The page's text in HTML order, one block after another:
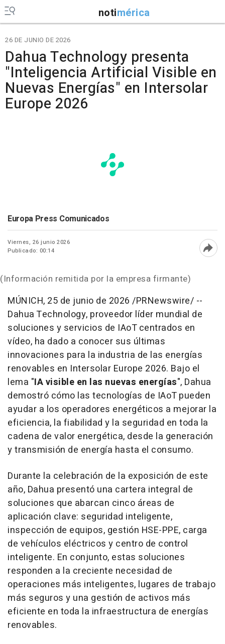
notimérica
26 DE JUNIO DE 2026
Dahua Technology presenta
"Inteligencia Artificial Visible en
Nuevas Energías" en Intersolar
Europe 2026
Europa Press Comunicados
Viernes, 26 junio 2026
Publicado: 00:14
(Información remitida por la empresa firmante)
MÚNICH, 25 de junio de 2026 /PRNewswire/ --
Dahua Technology, proveedor líder mundial de
soluciones y servicios de IAoT centrados en
vídeo, ha dado a conocer sus últimas
innovaciones para la industria de las energías
renovables en Intersolar Europe 2026. Bajo el
lema "IA visible en las nuevas energías", Dahua
demostró cómo las tecnologías de IAoT pueden
ayudar a los operadores energéticos a mejorar la
eficiencia, la fiabilidad y la seguridad en toda la
cadena de valor energética, desde la generación
y transmisión de energía hasta el consumo.
Durante la celebración de la exposición de este
año, Dahua presentó una cartera integral de
soluciones que abarcan cinco áreas de
aplicación clave: seguridad inteligente,
inspección de equipos, gestión HSE-PPE, carga
de vehículos eléctricos y centro de control
inteligente. En conjunto, estas soluciones
responden a la creciente necesidad de
operaciones más inteligentes, lugares de trabajo
más seguros y una gestión de activos más
eficiente en toda la infraestructura de energías
renovables.